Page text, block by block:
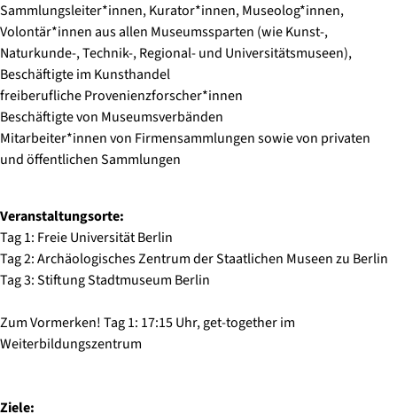
Sammlungsleiter*innen, Kurator*innen, Museolog*innen,
Volontär*innen aus allen Museumssparten (wie Kunst-,
Naturkunde-, Technik-, Regional- und Universitätsmuseen),
Beschäftigte im Kunsthandel
freiberufliche Provenienzforscher*innen
Beschäftigte von Museumsverbänden
Mitarbeiter*innen von Firmensammlungen sowie von privaten
und öffentlichen Sammlungen
Veranstaltungsorte:
Tag 1: Freie Universität Berlin
Tag 2: Archäologisches Zentrum der Staatlichen Museen zu Berlin
Tag 3: Stiftung Stadtmuseum Berlin
Zum Vormerken! Tag 1: 17:15 Uhr, get-together im
Weiterbildungszentrum
Ziele: